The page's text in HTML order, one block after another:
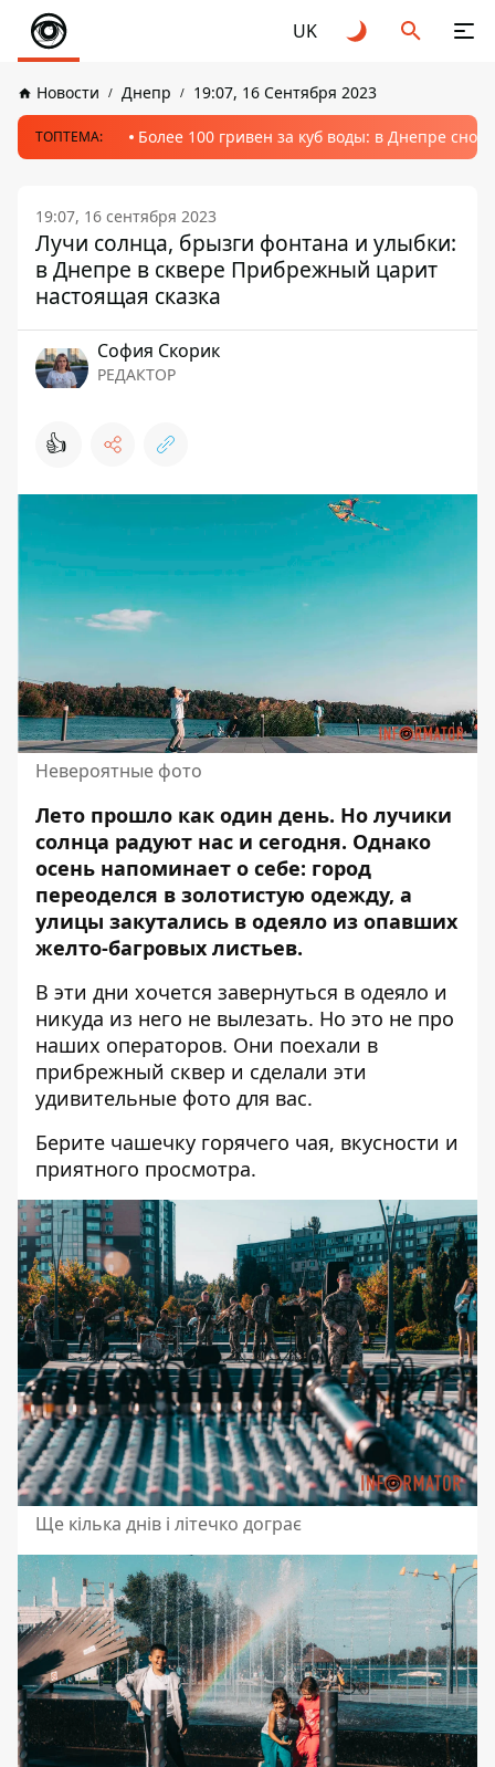
UK
Новости Днепр 19:07, 16 Сентября 2023
ТОПТЕМА: Более 100 гривен за куб воды: в Днепре
19:07, 16 сентября 2023
Лучи солнца, брызги фонтана и улыбки:
в Днепре в сквере Прибрежный царит
настоящая сказка
София Скорик
РЕДАКТОР
👍
Невероятные фото
Лето прошло как один день. Но лучики
солнца радуют нас и сегодня. Однако
осень напоминает о себе: город
переоделся в золотистую одежду, а
улицы закутались в одеяло из опавших
желто-багровых листьев.
В эти дни хочется завернуться в одеяло и
никуда из него не вылезать. Но это не про
наших операторов. Они поехали в
прибрежный сквер и сделали эти
удивительные фото для вас.
Берите чашечку горячего чая, вкусности и
приятного просмотра.
Ще кілька днів і літечко дограє